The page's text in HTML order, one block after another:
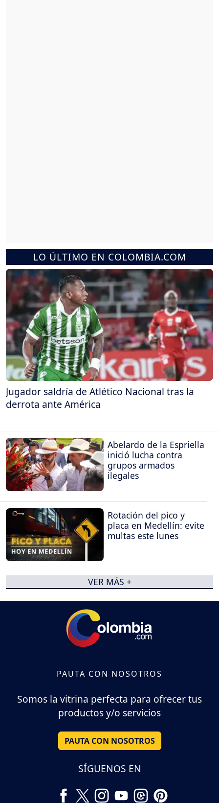
LO ÚLTIMO EN COLOMBIA.COM
Jugador saldría de Atlético Nacional tras la
derrota ante América
Abelardo de la Espriella
inició lucha contra
grupos armados
ilegales
Rotación del pico y
placa en Medellín: evite
multas este lunes
VER MÁS +
PAUTA CON NOSOTROS
Somos la vitrina perfecta para ofrecer tus
productos y/o servicios
PAUTA CON NOSOTROS
SÍGUENOS EN